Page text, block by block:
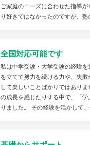
ご家庭のニーズに合わせた指導
り好きではなかったのですが、
全国対応可能です
私は中学受験・大学受験の経験
を立てて努力を続ける力や、失
して楽しいことばかりではあり
の成長を感じたりする中で、「
りました。 その経験を活かして